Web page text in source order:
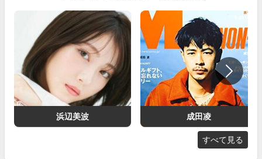
浜辺美波 成田凌
すべて見る